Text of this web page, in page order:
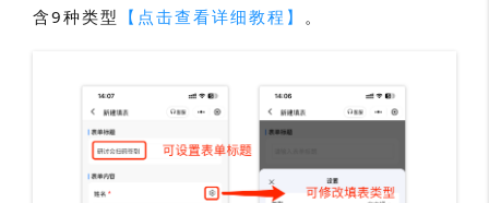
含9种类型 【点击查看详细教程】 。